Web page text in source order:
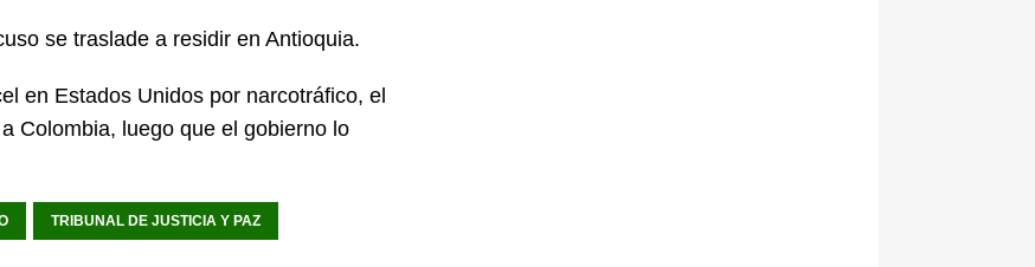
se traslade a residir en Antioquia.
en Estados Unidos por narcotráfico, el
Colombia, luego que el gobierno lo
TRIBUNAL DE JUSTICIA Y PAZ